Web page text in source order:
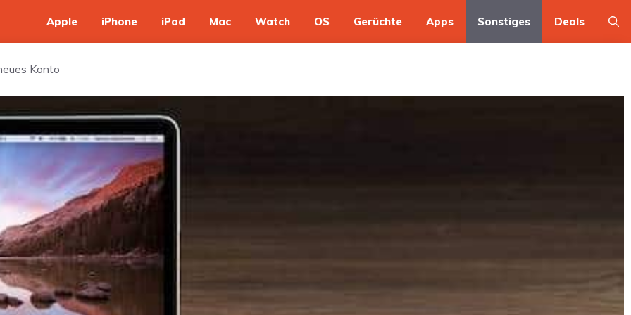
Apple iPhone iPad Mac Watch OS Gerüchte Apps Sonstiges Deals
Konto